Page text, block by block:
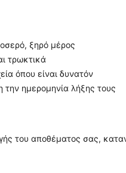
ξηρό μέρος
τρωκτικά
όπου είναι δυνατόν
ημερομηνία λήξης τους
του αποθέματος σας,